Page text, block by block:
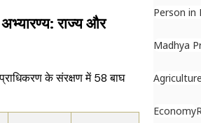
राज्य और
प्राधिकरण के संरक्षण में 58 बाघ
Person in
Madhya
Economy